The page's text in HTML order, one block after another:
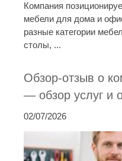
Компания
мебели для дома и
разные категории
столы, ...
Обзор-отзыв о
— обзор услуг и
02/07/2026